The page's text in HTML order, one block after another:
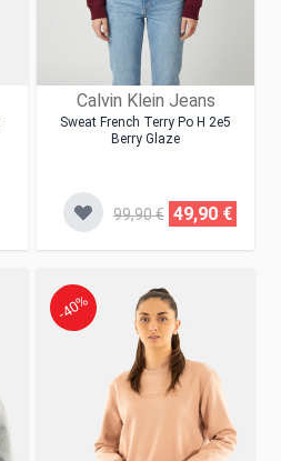
Calvin Klein Jeans
Sweat French Terry Po H 2e5
Berry Glaze
99,90 € 49,90 €
-40%